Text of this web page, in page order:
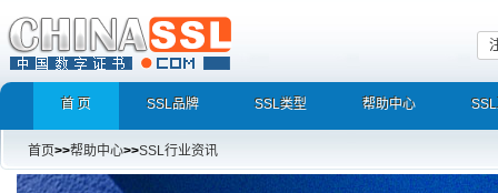
首 页 SSL品牌 SSL类型 帮助中心
首页>>帮助中心>>SSL行业资讯